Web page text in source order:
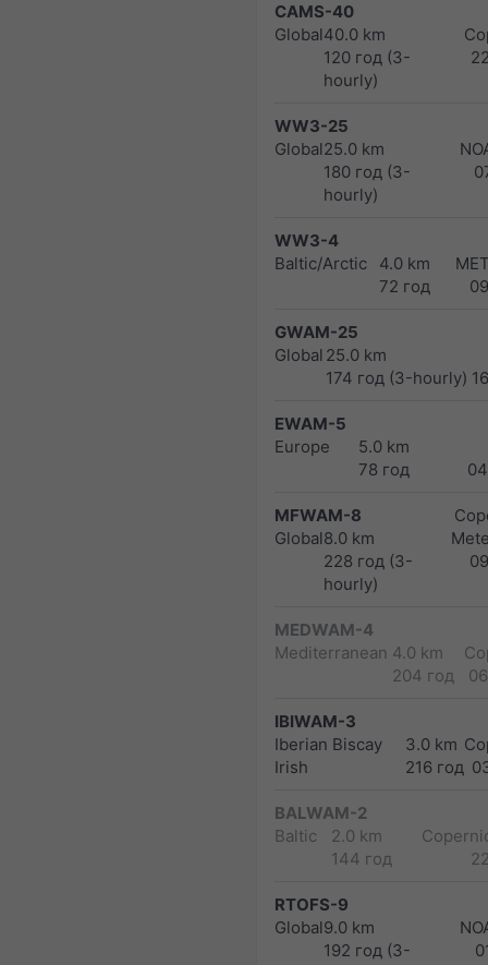
CAMS-40
Global40.0 km
120 год (3-
hourly)
WW3-25
Global25.0 km
180 год (3-
hourly)
WW3-4
Baltic/Arctic
4.0 km
72 год
GWAM-25
Global 25.0 km
174 год (3-hourly)
EWAM-5
Europe
5.0 km
78 год
MFWAM-8
Global8.0 km
228 год (3-
hourly)
MEDWAM-4
Mediterranean 4.0 km
204 год
IBIWAM-3
Iberian Biscay
Irish
3.0 km
216 год
BALWAM-2
Baltic
2.0 km
144 год
RTOFS-9
Global9.0 km
192 год (3-